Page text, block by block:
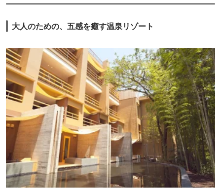
大人のための、五感を癒す温泉リゾート